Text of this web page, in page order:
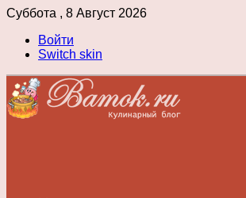
Суббота , 8 Август 2026
Войти
Switch skin